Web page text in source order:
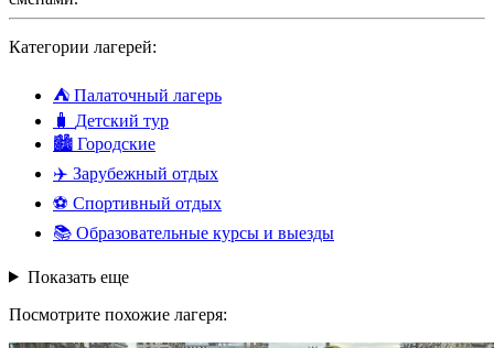
Категории лагерей:
⛺ Палаточный лагерь
🧳 Детский тур
🏙️ Городские
✈️ Зарубежный отдых
⚽ Спортивный отдых
📚 Образовательные курсы и выезды
Показать еще
Посмотрите похожие лагеря: